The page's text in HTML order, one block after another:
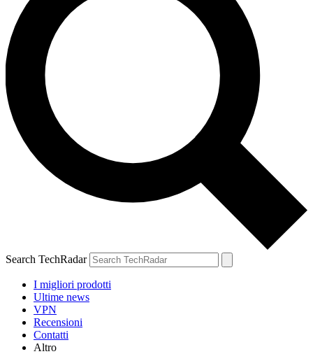
Search TechRadar
I migliori prodotti
Ultime news
VPN
Recensioni
Contatti
Altro